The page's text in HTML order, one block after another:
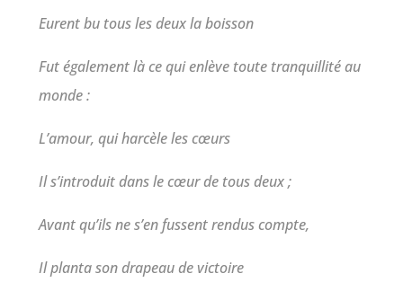
Eurent bu tous les deux la boisson
Fut également là ce qui enlève toute tranquillité au
monde :
L’amour, qui harcèle les cœurs
Il s’introduit dans le cœur de tous deux ;
Avant qu’ils ne s’en fussent rendus compte,
Il planta son drapeau de victoire